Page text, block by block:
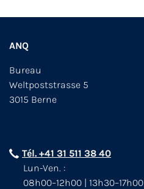
ANQ
Bureau
Weltpoststrasse 5
3015 Berne
Tél. +41 31 511 38 40
Lun-Ven. :
08h00–12h00 | 13h30–17h00